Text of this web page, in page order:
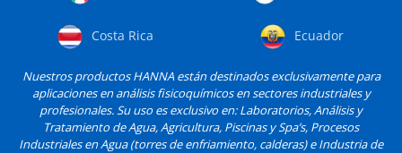
Costa Rica Ecuador
Nuestros productos HANNA están destinados exclusivamente para
aplicaciones en análisis fisicoquímicos en sectores industriales y
profesionales. Su uso es exclusivo en: Laboratorios, Análisis y
Tratamiento de Agua, Agricultura, Piscinas y Spa’s, Procesos
Industriales en Agua (torres de enfriamiento, calderas) e Industria de